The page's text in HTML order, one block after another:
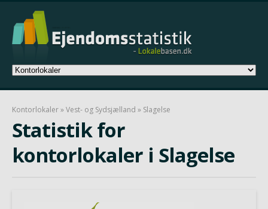
Kontorlokaler»Vest- og Sydsjælland » Slagelse
Statistik for
kontorlokaler i Slagelse